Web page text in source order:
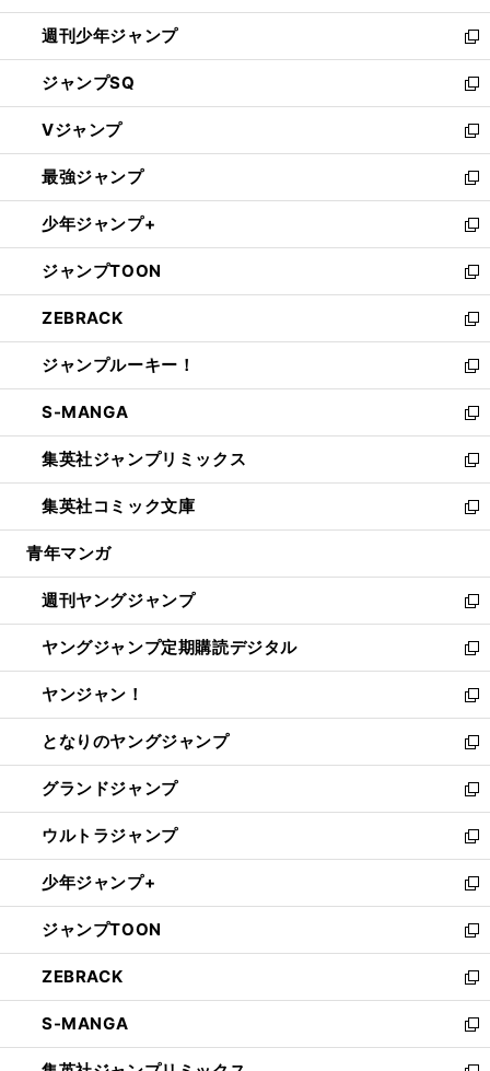
開
く
週刊少年ジャンプ
新
し
い
ウ
ィ
ン
ド
ウ
で
開
く
ジャンプSQ
新
し
い
ウ
ィ
ン
ド
ウ
で
開
く
Vジャンプ
新
し
い
ウ
ィ
ン
ド
ウ
で
開
く
最強ジャンプ
新
し
い
ウ
ィ
ン
ド
ウ
で
開
く
少年ジャンプ+
新
し
い
ウ
ィ
ン
ド
ウ
で
開
く
ジャンプTOON
新
し
い
ウ
ィ
ン
ド
ウ
で
開
く
ZEBRACK
新
し
い
ウ
ィ
ン
ド
ウ
で
開
ジャンプルーキー！
新
し
い
ウ
ィ
ン
ド
ウ
開
く
S-MANGA
新
し
い
ウ
ィ
ン
ウ
で
開
く
集英社ジャンプリミックス
新
し
い
ウ
ン
ド
ウ
で
開
く
集英社コミック文庫
新
し
ウ
ィ
ン
ド
ウ
で
開
く
青年マンガ
週刊ヤングジャンプ
新
し
い
ウ
ィ
ン
ド
ウ
で
開
く
ヤングジャンプ定期購読デジタル
新
し
い
ウ
ィ
ン
ド
ウ
で
開
く
ヤンジャン！
新
し
い
ウ
ィ
ン
ド
ウ
で
開
く
となりのヤングジャンプ
新
し
い
ウ
ィ
ン
ド
ウ
で
開
く
グランドジャンプ
新
し
い
ウ
ィ
ン
ド
ウ
で
開
く
ウルトラジャンプ
新
し
い
ウ
ィ
ン
ド
ウ
で
開
少年ジャンプ+
新
し
い
ウ
ィ
ン
ド
ウ
ジャンプTOON
新
し
い
ウ
ィ
ン
ZEBRACK
新
し
い
ウ
S-MANGA
新
し